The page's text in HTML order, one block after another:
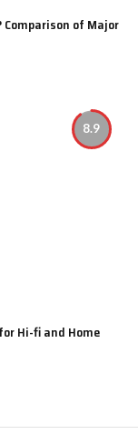
of Major
8.9
Hi-fi and Home